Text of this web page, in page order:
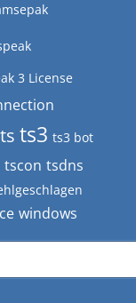
3 License
ts ts3 ts3 bot
tscon tsdns
windows